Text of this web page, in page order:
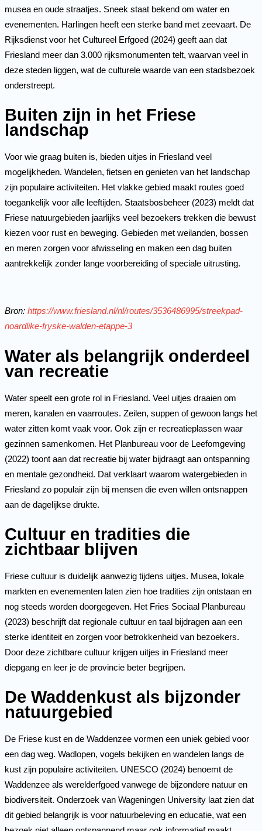
musea en oude straatjes. Sneek staat bekend om water en
evenementen. Harlingen heeft een sterke band met zeevaart. De
Rijksdienst voor het Cultureel Erfgoed (2024) geeft aan dat
Friesland meer dan 3.000 rijksmonumenten telt, waarvan veel in
deze steden liggen, wat de culturele waarde van een stadsbezoek
onderstreept.
Buiten zijn in het Friese
landschap
Voor wie graag buiten is, bieden uitjes in Friesland veel
mogelijkheden. Wandelen, fietsen en genieten van het landschap
zijn populaire activiteiten. Het vlakke gebied maakt routes goed
toegankelijk voor alle leeftijden. Staatsbosbeheer (2023) meldt dat
Friese natuurgebieden jaarlijks veel bezoekers trekken die bewust
kiezen voor rust en beweging. Gebieden met weilanden, bossen
en meren zorgen voor afwisseling en maken een dag buiten
aantrekkelijk zonder lange voorbereiding of speciale uitrusting.
Bron: https://www.friesland.nl/nl/routes/3536486995/streekpad-
noardlike-fryske-walden-etappe-3
Water als belangrijk onderdeel
van recreatie
Water speelt een grote rol in Friesland. Veel uitjes draaien om
meren, kanalen en vaarroutes. Zeilen, suppen of gewoon langs het
water zitten komt vaak voor. Ook zijn er recreatieplassen waar
gezinnen samenkomen. Het Planbureau voor de Leefomgeving
(2022) toont aan dat recreatie bij water bijdraagt aan ontspanning
en mentale gezondheid. Dat verklaart waarom watergebieden in
Friesland zo populair zijn bij mensen die even willen ontsnappen
aan de dagelijkse drukte.
Cultuur en tradities die
zichtbaar blijven
Friese cultuur is duidelijk aanwezig tijdens uitjes. Musea, lokale
markten en evenementen laten zien hoe tradities zijn ontstaan en
nog steeds worden doorgegeven. Het Fries Sociaal Planbureau
(2023) beschrijft dat regionale cultuur en taal bijdragen aan een
sterke identiteit en zorgen voor betrokkenheid van bezoekers.
Door deze zichtbare cultuur krijgen uitjes in Friesland meer
diepgang en leer je de provincie beter begrijpen.
De Waddenkust als bijzonder
natuurgebied
De Friese kust en de Waddenzee vormen een uniek gebied voor
een dag weg. Wadlopen, vogels bekijken en wandelen langs de
kust zijn populaire activiteiten. UNESCO (2024) benoemt de
Waddenzee als werelderfgoed vanwege de bijzondere natuur en
biodiversiteit. Onderzoek van Wageningen University laat zien dat
dit gebied belangrijk is voor natuurbeleving en educatie, wat een